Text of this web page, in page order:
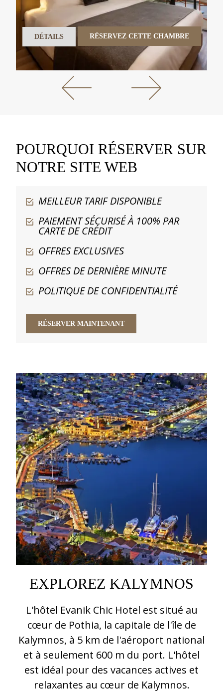
DÉTAILS RÉSERVEZ CETTE CHAMBRE
POURQUOI RÉSERVER SUR
NOTRE SITE WEB
MEILLEUR TARIF DISPONIBLE
PAIEMENT SÉCURISÉ À 100% PAR
CARTE DE CRÉDIT
OFFRES EXCLUSIVES
OFFRES DE DERNIÈRE MINUTE
POLITIQUE DE CONFIDENTIALITÉ
RÉSERVER MAINTENANT
EXPLOREZ KALYMNOS
L'hôtel Evanik Chic Hotel est situé au
cœur de Pothia, la capitale de l'île de
Kalymnos, à 5 km de l'aéroport national
et à seulement 600 m du port. L'hôtel
est idéal pour des vacances actives et
relaxantes au cœur de Kalymnos.